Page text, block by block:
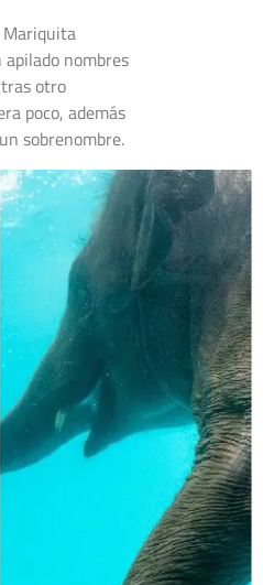
Mariquita
nombres
otro
poco, además
sobrenombre.